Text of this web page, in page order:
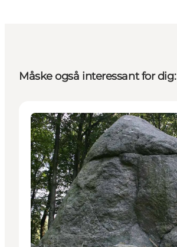
Måske også interessant for dig:
Attraktioner